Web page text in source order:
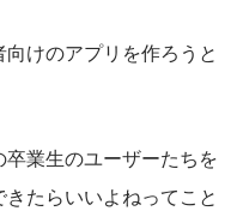
けのアプリを作ろうと
業生のユーザーたちを
たらいいよねってこと